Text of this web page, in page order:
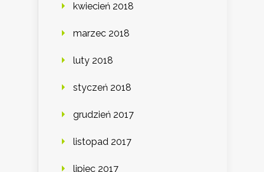
kwiecień 2018
marzec 2018
luty 2018
styczeń 2018
grudzień 2017
listopad 2017
lipiec 2017